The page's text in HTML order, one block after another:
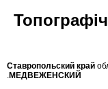
Ставропольский край
.МЕДВЕЖЕНСКИЙ